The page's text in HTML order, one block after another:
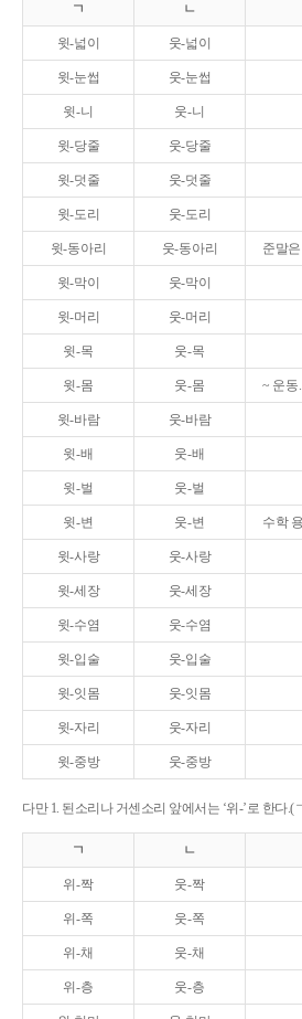
ㄱ ㄴ
윗-넓이 웃-넓이
윗-눈썹 웃-눈썹
윗-니 웃-니
윗-당줄 웃-당줄
윗-덧줄 웃-덧줄
윗-도리 웃-도리
윗-동아리 웃-동아리 준말은
윗-막이 웃-막이
윗-머리 웃-머리
윗-목 웃-목
윗-몸 웃-몸 ~ 운동.
윗-바람 웃-바람
윗-배 웃-배
윗-벌 웃-벌
윗-변 웃-변 수학
윗-사랑 웃-사랑
윗-세장 웃-세장
윗-수염 웃-수염
윗-입술 웃-입술
윗-잇몸 웃-잇몸
윗-자리 웃-자리
윗-중방 웃-중방
다만 1. 된소리나 거센소리 앞에서는 ‘위-’로 한다
ㄱ ㄴ
위-짝 웃-짝
위-쪽 웃-쪽
위-채 웃-채
위-층 웃-층